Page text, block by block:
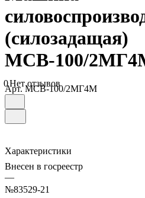
(силозадащая)
МСВ-100/
0Нет отзывов
Арт.МСВ-100/2МГ4М
Характеристики
Внесен в госреестр
—
№83529-21